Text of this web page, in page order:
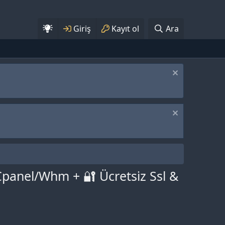
Giriş Kayıt ol Ara
Whm + 🔐 Ücretsi̇z Ssl &